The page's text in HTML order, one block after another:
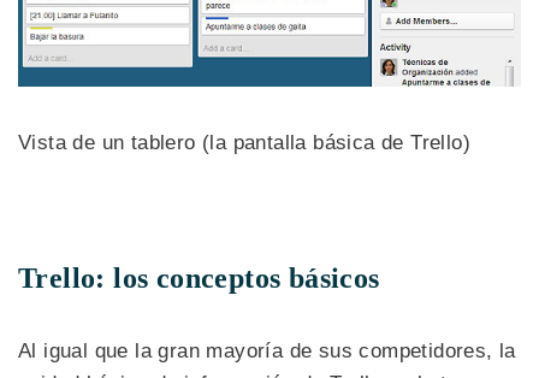
Vista de un tablero (la pantalla básica de Trello)
Trello: los conceptos básicos
Al igual que la gran mayoría de sus competidores, la